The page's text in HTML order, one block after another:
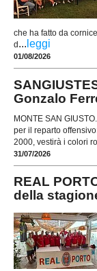
che ha fatto da
d ... leggi
01/08/2026
Gonzalo
MONTE SAN
per il reparto
2000, vestirà i colori
31/07/2026
REAL
della